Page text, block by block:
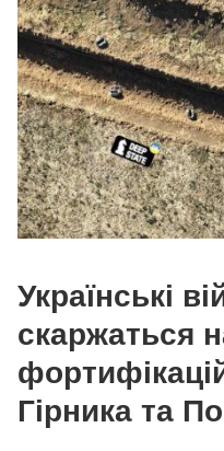
Українські
скаржаться
Гірника та